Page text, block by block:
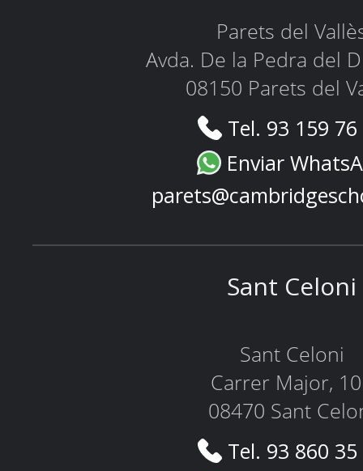
Parets del
Avda. De la Pedra del
08150 Parets del
Tel. 93 159
Enviar
Sant Celoni
Sant Celoni
Carrer Major,
08470 Sant
Tel. 93 860